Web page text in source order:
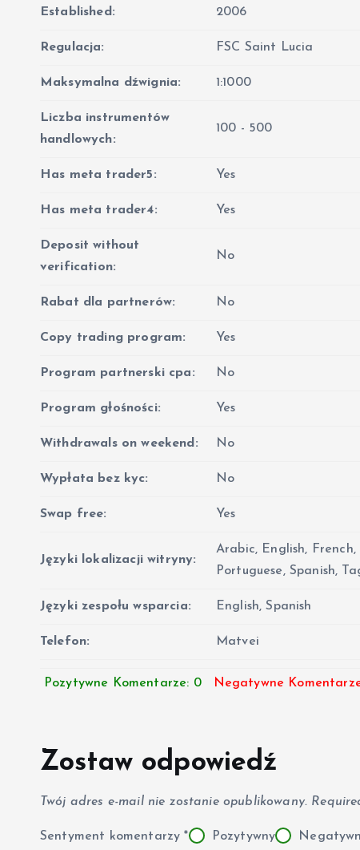
Established: 2006
Regulacja: FSC Saint Lucia
Maksymalna dźwignia: 1:1000
Liczba instrumentów
handlowych:
100 - 500
Has meta trader5: Yes
Has meta trader4: Yes
Deposit without
verification:
No
Rabat dla partnerów: No
Copy trading program: Yes
Program partnerski cpa: No
Program głośności: Yes
Withdrawals on weekend: No
Wypłata bez kyc: No
Swap free: Yes
Języki lokalizacji witryny:
Arabic, English,
Portuguese, Spanish,
Języki zespołu wsparcia: English, Spanish
Telefon: Matvei
Pozytywne Komentarze: 0 Negatywne
Zostaw odpowiedź
Twój adres e-mail nie zostanie opublikowany.
Sentyment komentarzy* Pozytywny